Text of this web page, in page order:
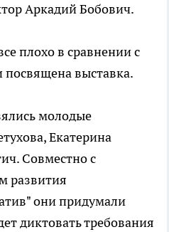
Аркадий Бобович.
плохо в сравнении с
посвящена выставка.
молодые
Екатерина
Совместно с
развития
они придумали
диктовать требования